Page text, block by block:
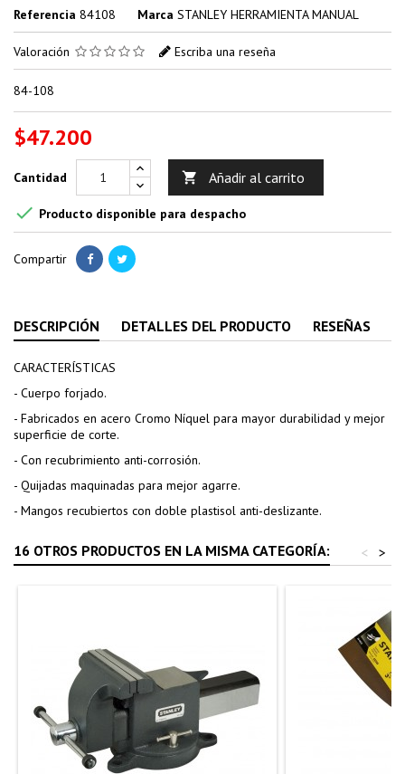
Referencia 84108 Marca STANLEY HERRAMIENTA MANUAL
Valoración Escriba una reseña
84-108
$47.200
Cantidad  Añadir al carrito
 Producto disponible para despacho
Compartir
DESCRIPCIÓN DETALLES DEL PRODUCTO RESEÑAS
CARACTERÍSTICAS
- Cuerpo forjado.
- Fabricados en acero Cromo Níquel para mayor durabilidad y mejor
superficie de corte.
- Con recubrimiento anti-corrosión.
- Quijadas maquinadas para mejor agarre.
- Mangos recubiertos con doble plastisol anti-deslizante.
16 OTROS PRODUCTOS EN LA MISMA CATEGORÍA: >
<